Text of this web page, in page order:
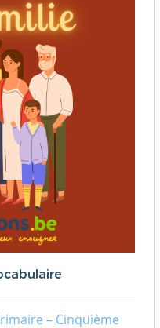
– Cinquième